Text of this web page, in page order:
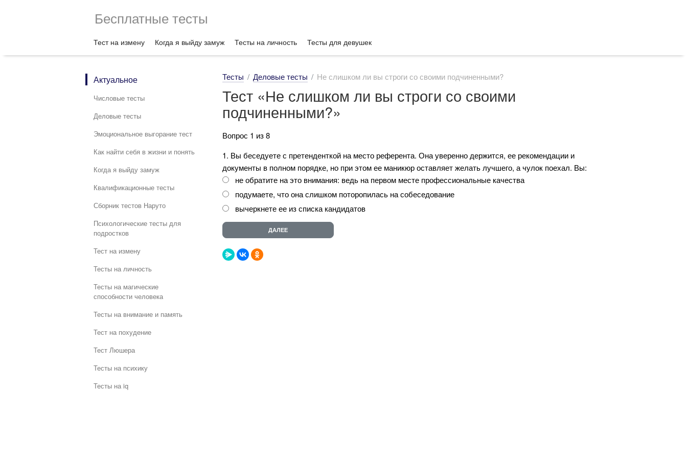
Бесплатные тесты
Тест на измену Когда я выйду замуж Тесты на личность Тесты для девушек
Актуальное
Числовые тесты
Деловые тесты
Эмоциональное выгорание тест
Как найти себя в жизни и понять
Когда я выйду замуж
Квалификационные тесты
Сборник тестов Наруто
Психологические тесты для
подростков
Тест на измену
Тесты на личность
Тесты на магические
способности человека
Тесты на внимание и память
Тест на похудение
Тест Люшера
Тесты на психику
Тесты на iq
Тесты Деловые тесты Не слишком ли вы строги со своими подчиненными?
Тест «Не слишком ли вы строги со своими
подчиненными?»
Вопрос 1 из 8
1. Вы беседуете с претенденткой на место референта. Она уверенно держится, ее рекомендации и
документы в полном порядке, но при этом ее маникюр оставляет желать лучшего, а чулок поехал. Вы:
не обратите на это внимания: ведь на первом месте профессиональные качества
подумаете, что она слишком поторопилась на собеседование
вычеркнете ее из списка кандидатов